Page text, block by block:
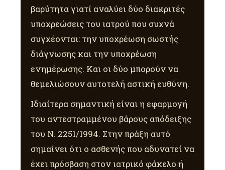
βαρύτητα γιατί αναλύει δύο διακριτές
υποχρεώσεις του ιατρού που συχνά
συγχέονται: την υποχρέωση σωστής
διάγνωσης και την υποχρέωση
ενημέρωσης. Και οι δύο μπορούν να
θεμελιώσουν αυτοτελή αστική ευθύνη.
Ιδιαίτερα σημαντική είναι η εφαρμογή
του αντεστραμμένου βάρους απόδειξης
του Ν. 2251/1994. Στην πράξη αυτό
σημαίνει ότι ο ασθενής που αδυνατεί να
έχει πρόσβαση στον ιατρικό φάκελο ή